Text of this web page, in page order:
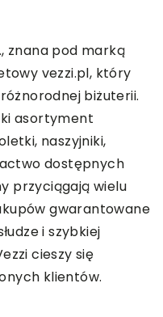
znana pod marką
vezzi.pl, który
biżuterii.
asortyment
naszyjniki,
dostępnych
przyciągają wielu
gwarantowane
i szybkiej
cieszy się
klientów.